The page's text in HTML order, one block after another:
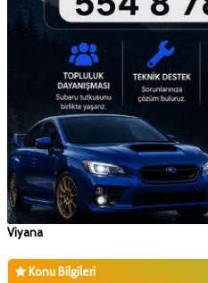
Viyana
Konu Bilgileri